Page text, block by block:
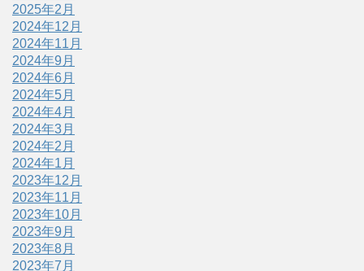
2025年2月
2024年12月
2024年11月
2024年9月
2024年6月
2024年5月
2024年4月
2024年3月
2024年2月
2024年1月
2023年12月
2023年11月
2023年10月
2023年9月
2023年8月
2023年7月